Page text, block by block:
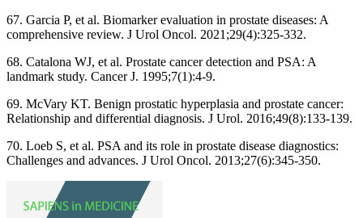
67. Garcia P, et al. Biomarker evaluation in prostate diseases: A
comprehensive review. J Urol Oncol. 2021;29(4):325-332.
68. Catalona WJ, et al. Prostate cancer detection and PSA: A
landmark study. Cancer J. 1995;7(1):4-9.
69. McVary KT. Benign prostatic hyperplasia and prostate cancer:
Relationship and differential diagnosis. J Urol. 2016;49(8):133-139.
70. Loeb S, et al. PSA and its role in prostate disease diagnostics:
Challenges and advances. J Urol Oncol. 2013;27(6):345-350.